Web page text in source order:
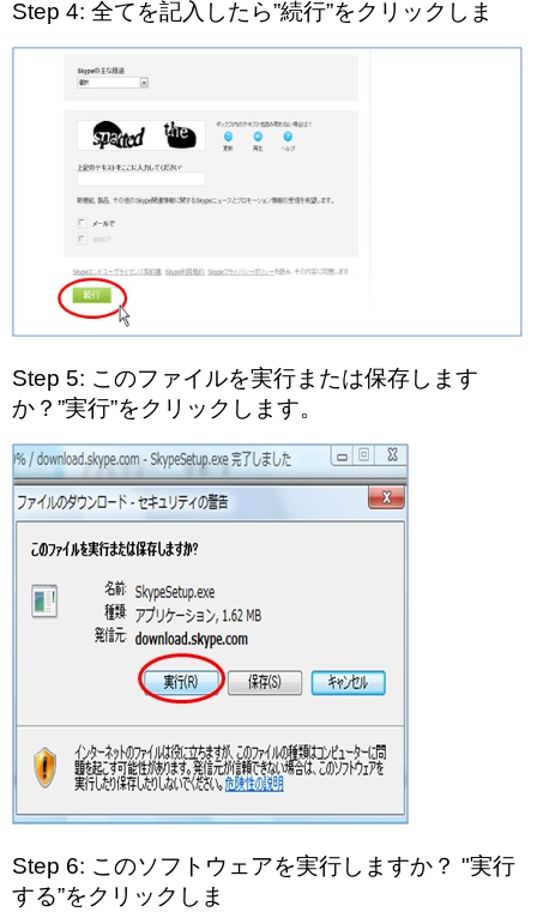
Step 4: 全てを記入したら”続行”をクリックしま
Step 5: このファイルを実行または保存します
か？”実行”をクリックします。
Step 6: このソフトウェアを実行しますか？ "実行
する”をクリックしま